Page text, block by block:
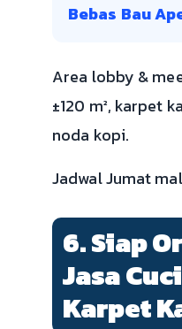
Bebas Bau
Area lobby &
±120 m², karpet
noda kopi.
Jadwal Jumat
6. Siap
Jasa Cuci
Karpet